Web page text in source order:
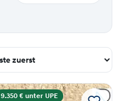
9.350 € unter UPE